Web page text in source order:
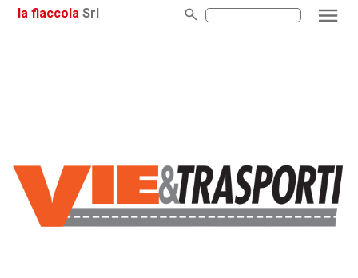
la fiaccola Srl